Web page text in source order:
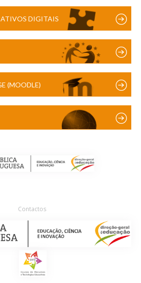
DIGITAIS
(MOODLE)
Contactos